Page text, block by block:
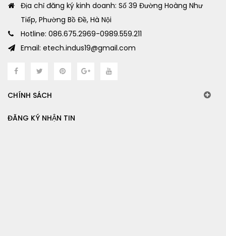
Địa chỉ đăng ký kinh doanh: Số 39 Đường Hoàng Như
Tiếp, Phường Bồ Đề, Hà Nội
Hotline: 086.675.2969-0989.559.211
Email: etech.indus19@gmail.com
CHÍNH SÁCH
ĐĂNG KÝ NHẬN TIN